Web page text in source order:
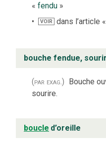
« fendu »
VOIR dans l’article
bouche fendue,
(par exag.) Bouche
sourire.
boucle d’oreille